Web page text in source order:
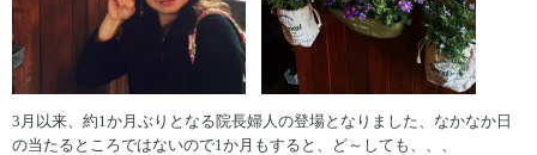
3月以来、約1か月ぶりとなる院長婦人の登場となりました、なかなか日
の当たるところではないので1か月もすると、ど～しても、、、